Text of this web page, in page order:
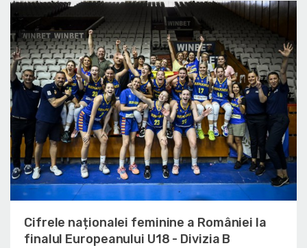
Cifrele naționalei feminine a României la
finalul Europeanului U18 - Divizia B